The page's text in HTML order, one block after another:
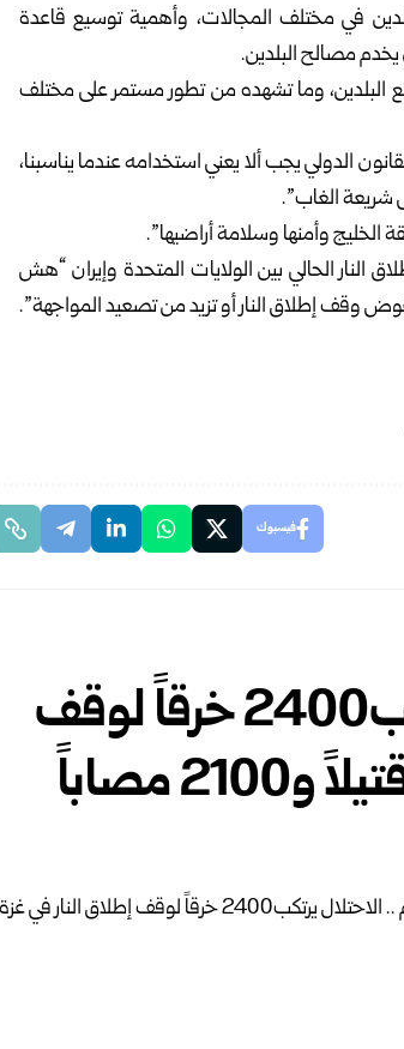
في مختلف المجالات، وأهمية توسيع قاعدة
يخدم مصالح البلدين.
البلدين، وما تشهده من تطور مستمر على مختلف
الدولي يجب ألا يعني استخدامه عندما يناسبنا،
شريعة الغاب”.
وأمنها وسلامة أراضيها”.
النار الحالي بين الولايات المتحدة وإيران “هش
وقف إطلاق النار أو تزيد من تصعيد المواجهة”.
فيسبوك
خلال نصف عام .. الاحتلال يرتكب2400 خرقاً لوقف